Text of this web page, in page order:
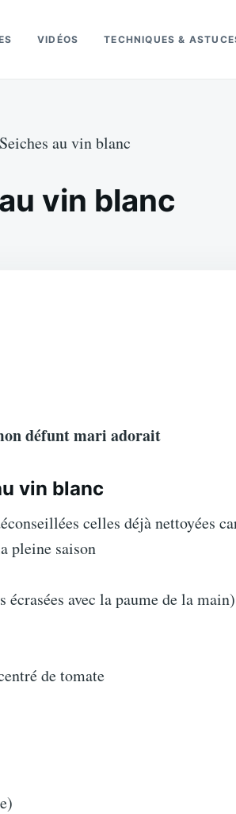
VIDÉOS TECHNIQUES &
Seiches au vin blanc
vin blanc
défunt mari adorait
vin blanc
celles déjà nettoyées
pleine saison
avec la paume de la main)
de tomate